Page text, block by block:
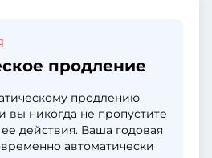
продление
продлению
вы никогда не пропустите
действия. Ваша годовая
автоматически